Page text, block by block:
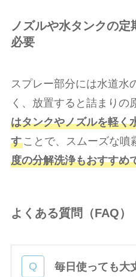
ノズルや水タンクの
必要
スプレー部分には水道水
く、放置すると詰まりの
はタンクやノズルを軽く
すことで、スムーズな噴
度の分解洗浄もおすすめ
よくある質問（FAQ）
毎日使っても大